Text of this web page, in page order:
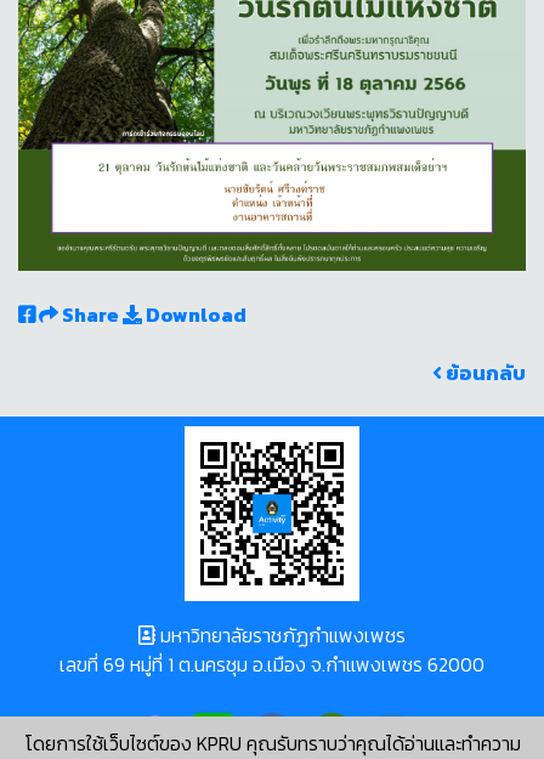
Share
Download
ย้อนกลับ
โดยการใช้เว็บไซต์ของ KPRU คุณรับทราบว่าคุณได้อ่านและทำความ
มหาวิทยาลัยราชภัฏกำแพงเพชร
เลขที่ 69 หมู่ที่ 1 ต.นครชุม อ.เมือง จ.กำแพงเพชร 62000